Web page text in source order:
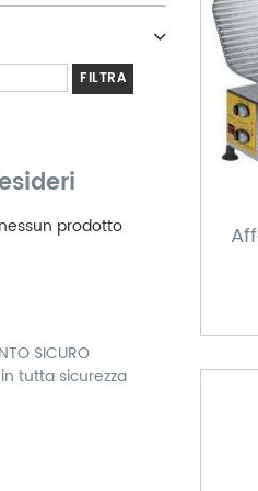
FILTRA
prodotto
SICURO
tutta sicurezza